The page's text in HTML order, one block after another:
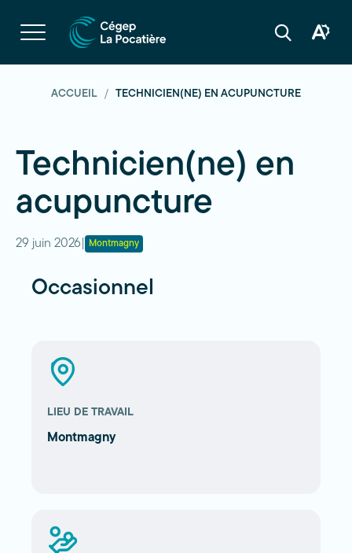
Ouvrir
la
navigation
Ouvrir
Ouvrir
ACCUEIL TECHNICIEN(NE) EN ACUPUNCTURE
Technicien(ne) en
acupuncture
29 juin 2026 Montmagny
Occasionnel
LIEU DE TRAVAIL
Montmagny